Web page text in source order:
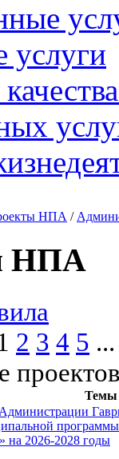
услуги
НПА /
НПА
2 3 4 5 ...
Темы
на 2026-2028 годы